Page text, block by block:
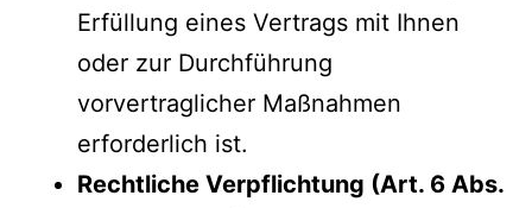
Erfüllung eines Vertrags mit Ihnen
oder zur Durchführung
vorvertraglicher Maßnahmen
erforderlich ist.
Rechtliche Verpflichtung (Art. 6 Abs.